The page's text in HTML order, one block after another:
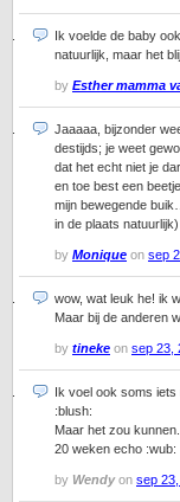
Ik voelde de baby
natuurlijk, maar het
by Esther mamma
Jaaaaa, bijzonder
destijds; je weet
dat het echt niet je
en toe best een
mijn bewegende
in de plaats natuurlijk)
by Monique on sep
wow, wat leuk he! ik
Maar bij de anderen
by tineke on sep 23,
Ik voel ook soms
:blush:
Maar het zou
20 weken echo :wub:
by Wendyon sep